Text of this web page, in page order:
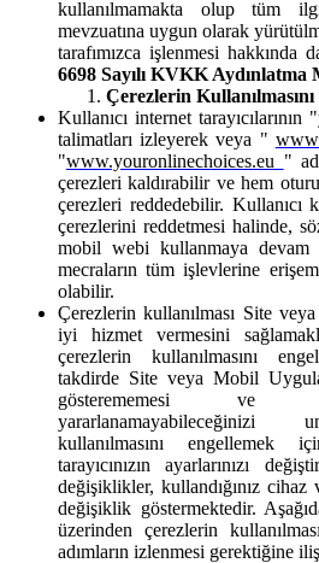
kullanılmamakta olup tüm
mevzuatına uygun olarak
tarafımızca işlenmesi hakkında
6698 Sayılı KVKK Aydınlatma
Çerezlerin
Kullanıcı internet
talimatları izleyerek veya "
"www.youronlinechoices.eu "
çerezleri kaldırabilir ve hem
çerezleri reddedebilir. Kullanıcı
çerezlerini reddetmesi halinde,
mobil webi kullanmaya devam
mecraların tüm işlevlerine
olabilir.
Çerezlerin kullanılması Site
iyi hizmet vermesini
çerezlerin kullanılmasını
takdirde Site veya Mobil
gösterememesi ve
yararlanamayabileceğinizi
kullanılmasını engellemek
tarayıcınızın ayarlarınızı
değişiklikler, kullandığınız cihaz
değişiklik göstermektedir.
üzerinden çerezlerin
adımların izlenmesi gerektiğine